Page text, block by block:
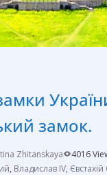
замок.
Zhitanskaya 4016
, Владислав IV,